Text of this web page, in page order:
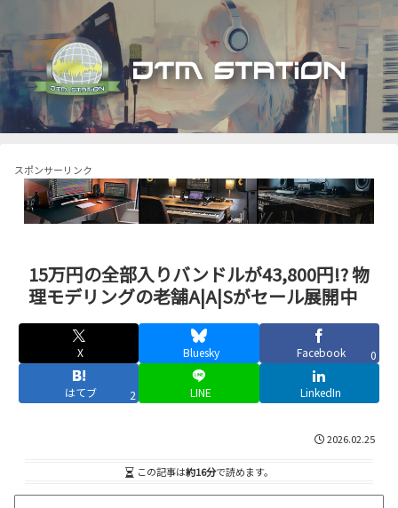
スポンサーリンク
15万円の全部入りバンドルが43,800円!? 物
理モデリングの老舗A|A|Sがセール展開中
X Bluesky Facebook 0
はてブ 2 LINE LinkedIn
2026.02.25
この記事は約16分で読めます。